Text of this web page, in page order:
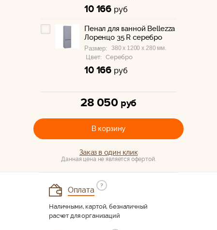
10 166 руб
Пенал для ванной Bellezza
Лоренцо 35 R серебро
Размер: 380 x 1200 x 280 мм.
Цвет: Серебро
10 166 руб
28 050 руб
В корзину
Заказ в один клик
Данная цена не является офертой.
Оплата
?
Наличными, картой, безналичный
расчет для организаций